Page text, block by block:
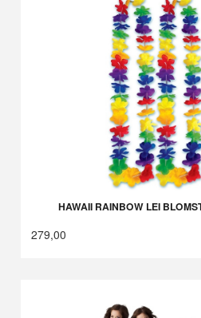
HAWAII RAINBOW LEI
279,00